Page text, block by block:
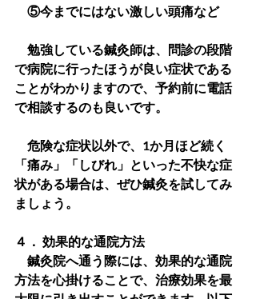
⑤今までにはない激しい頭痛など
勉強している鍼灸師は、問診の段階
で病院に行ったほうが良い症状である
ことがわかりますので、予約前に電話
で相談するのも良いです。
危険な症状以外で、1か月ほど続く
「痛み」「しびれ」といった不快な症
状がある場合は、ぜひ鍼灸を試してみ
ましょう。
４． 効果的な通院方法
鍼灸院へ通う際には、効果的な通院
方法を心掛けることで、治療効果を最